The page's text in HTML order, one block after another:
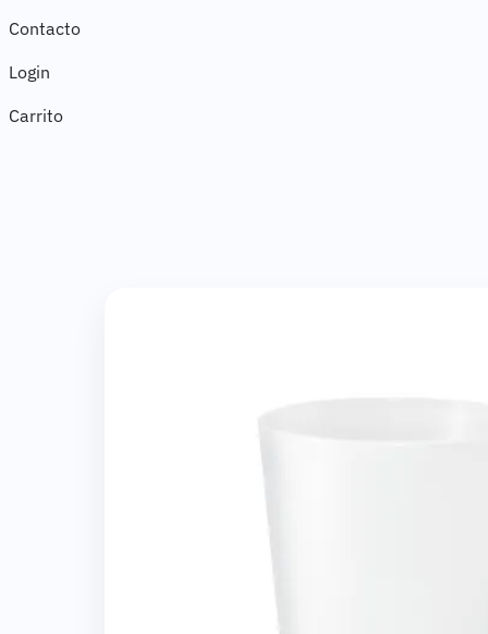
Contacto
Login
Carrito